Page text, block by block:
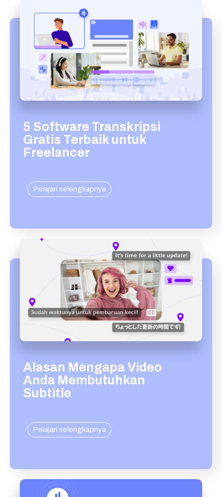
5 Software Transkripsi
Gratis Terbaik untuk
Freelancer
Pelajari selengkapnya
Alasan Mengapa Video
Anda Membutuhkan
Subtitle
Pelajari selengkapnya